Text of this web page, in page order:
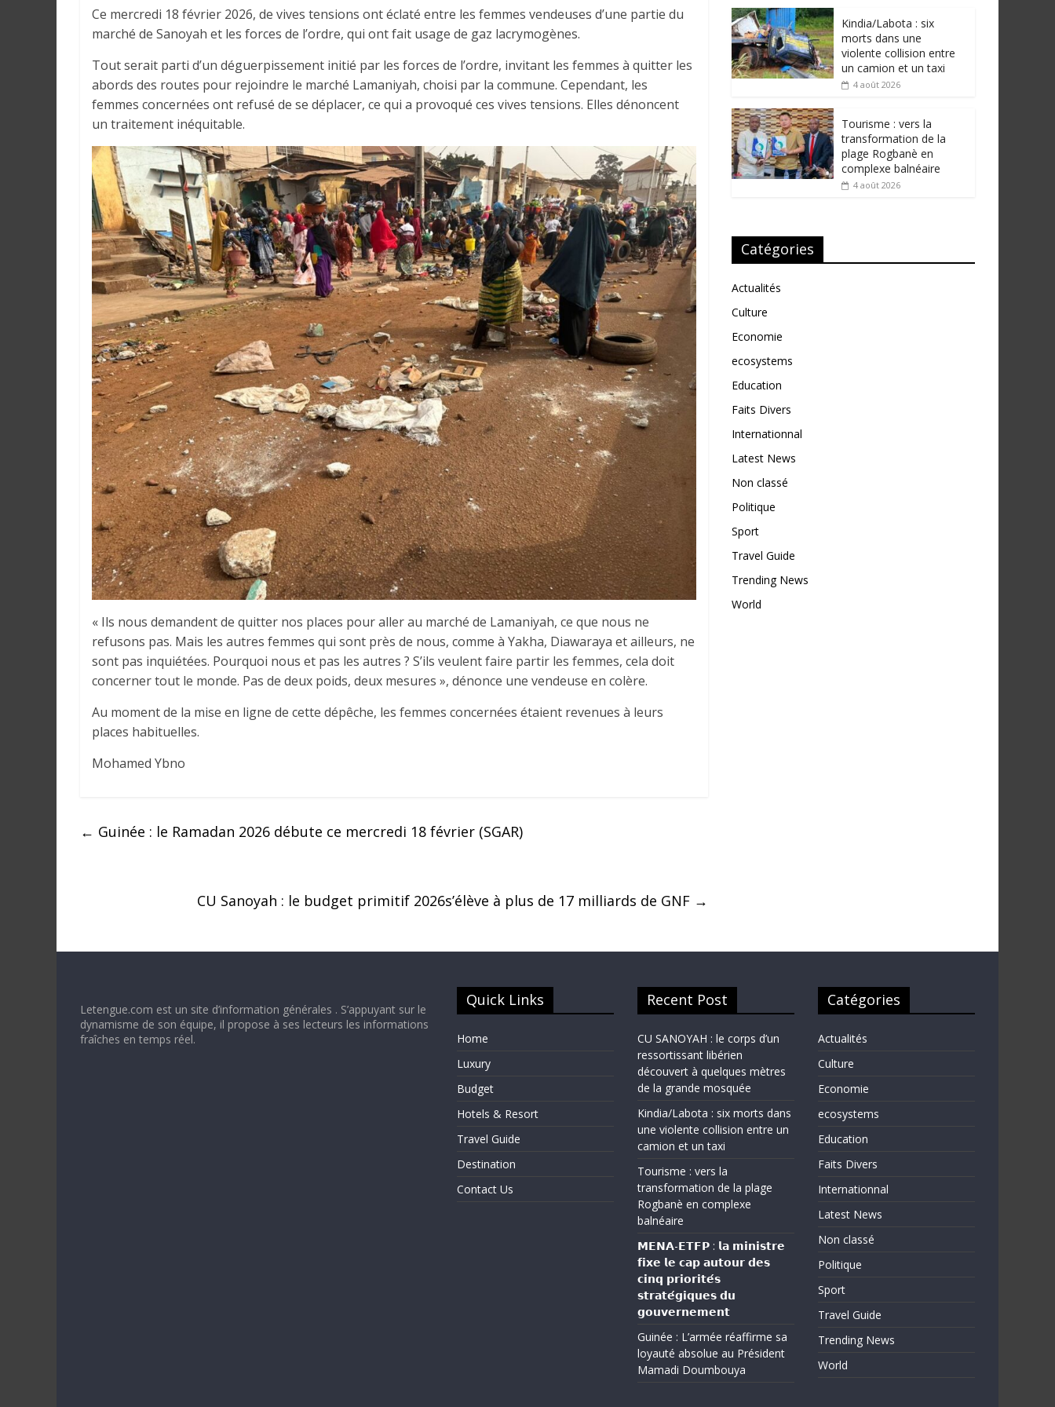
Ce mercredi 18 février 2026, de vives tensions ont éclaté entre les femmes vendeuses d’une partie du
marché de Sanoyah et les forces de l’ordre, qui ont fait usage de gaz lacrymogènes.
Tout serait parti d’un déguerpissement initié par les forces de l’ordre, invitant les femmes à quitter les
abords des routes pour rejoindre le marché Lamaniyah, choisi par la commune. Cependant, les
femmes concernées ont refusé de se déplacer, ce qui a provoqué ces vives tensions. Elles dénoncent
un traitement inéquitable.
« Ils nous demandent de quitter nos places pour aller au marché de Lamaniyah, ce que nous ne
refusons pas. Mais les autres femmes qui sont près de nous, comme à Yakha, Diawaraya et ailleurs, ne
sont pas inquiétées. Pourquoi nous et pas les autres ? S’ils veulent faire partir les femmes, cela doit
concerner tout le monde. Pas de deux poids, deux mesures », dénonce une vendeuse en colère.
Au moment de la mise en ligne de cette dépêche, les femmes concernées étaient revenues à leurs
places habituelles.
Mohamed Ybno
← Guinée : le Ramadan 2026 débute ce mercredi 18 février (SGAR)
CU Sanoyah : le budget primitif 2026s’élève à plus de 17 milliards de GNF →
Kindia/Labota : six
morts dans une
violente collision entre
un camion et un taxi
4 août 2026
Tourisme : vers la
transformation de la
plage Rogbanè en
complexe balnéaire
4 août 2026
Catégories
Actualités
Culture
Economie
ecosystems
Education
Faits Divers
Internationnal
Latest News
Non classé
Politique
Sport
Travel Guide
Trending News
World
Letengue.com est un site d’information générales . S’appuyant sur le
dynamisme de son équipe, il propose à ses lecteurs les informations
fraîches en temps réel.
Quick Links
Home
Luxury
Budget
Hotels & Resort
Travel Guide
Destination
Contact Us
Recent Post
CU SANOYAH : le corps d’un
ressortissant libérien
découvert à quelques mètres
de la grande mosquée
Kindia/Labota : six morts dans
une violente collision entre un
camion et un taxi
Tourisme : vers la
transformation de la plage
Rogbanè en complexe
balnéaire
𝗠𝗘𝗡𝗔-𝗘𝗧𝗙𝗣 : 𝗹𝗮 𝗺𝗶𝗻𝗶𝘀𝘁𝗿𝗲
𝗳𝗶𝘅𝗲 𝗹𝗲 𝗰𝗮𝗽 𝗮𝘂𝘁𝗼𝘂𝗿 𝗱𝗲𝘀
𝗰𝗶𝗻𝗾 𝗽𝗿𝗶𝗼𝗿𝗶𝘁𝗲́𝘀
𝘀𝘁𝗿𝗮𝘁𝗲́𝗴𝗶𝗾𝘂𝗲𝘀 𝗱𝘂
𝗴𝗼𝘂𝘃𝗲𝗿𝗻𝗲𝗺𝗲𝗻𝘁
Guinée : L’armée réaffirme sa
loyauté absolue au Président
Mamadi Doumbouya
Catégories
Actualités
Culture
Economie
ecosystems
Education
Faits Divers
Internationnal
Latest News
Non classé
Politique
Sport
Travel Guide
Trending News
World